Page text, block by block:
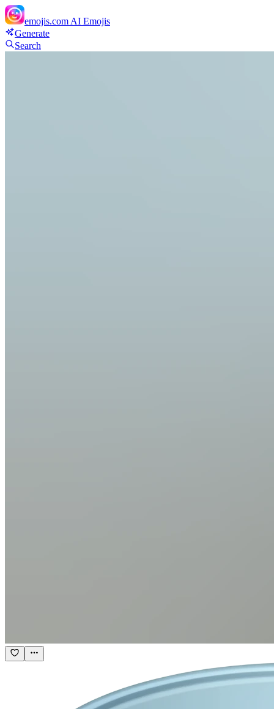
emojis.com AI Emojis
Generate
Search